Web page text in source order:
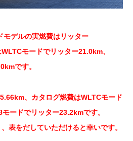
モデルの実燃費はリッター
モードでリッター21.0km、
です。
、カタログ燃費はWLTCモード
ードでリッター23.2kmです。
表をだしていただけると幸いです。